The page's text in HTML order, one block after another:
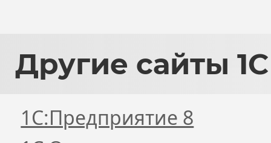
Другие сайты 1С
1С:Предприятие 8